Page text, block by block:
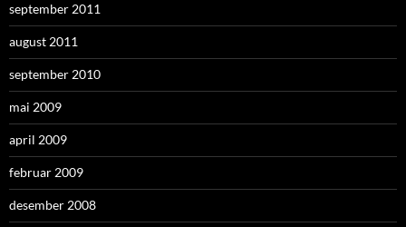
september 2011
august 2011
september 2010
mai 2009
april 2009
februar 2009
desember 2008